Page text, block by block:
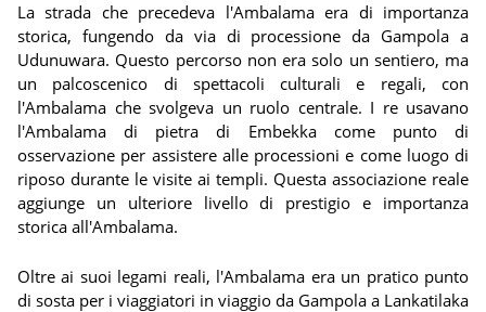
La strada che precedeva l'Ambalama era di importanza
storica, fungendo da via di processione da Gampola a
Udunuwara. Questo percorso non era solo un sentiero, ma
un palcoscenico di spettacoli culturali e regali, con
l'Ambalama che svolgeva un ruolo centrale. I re usavano
l'Ambalama di pietra di Embekka come punto di
osservazione per assistere alle processioni e come luogo di
riposo durante le visite ai templi. Questa associazione reale
aggiunge un ulteriore livello di prestigio e importanza
storica all'Ambalama.
Oltre ai suoi legami reali, l'Ambalama era un pratico punto
di sosta per i viaggiatori in viaggio da Gampola a Lankatilaka